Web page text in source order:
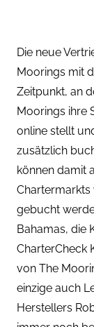
Die neue
Moorings mit
Zeitpunkt, an
Moorings ihre
online stellt
zusätzlich
können damit
gebucht
Bahamas, die
CharterCheck
von The
einzige auch
Herstellers